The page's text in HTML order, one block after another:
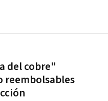
del cobre"
reembolsables